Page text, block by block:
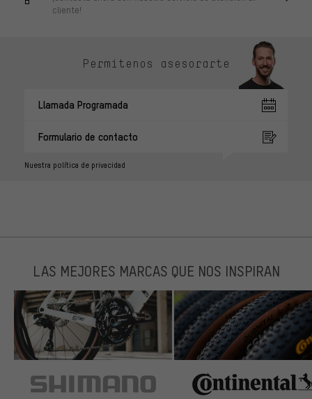
cliente!
Permítenos asesorarte
Llamada Programada
Formulario de contacto
Nuestra política de privacidad
LAS MEJORES MARCAS QUE NOS INSPIRAN